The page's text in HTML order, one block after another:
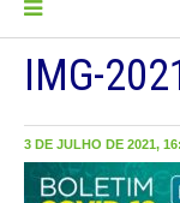
IMG-
3 DE JULHO DE 2021,